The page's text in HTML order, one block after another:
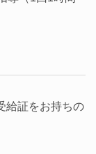
給証をお持ちの